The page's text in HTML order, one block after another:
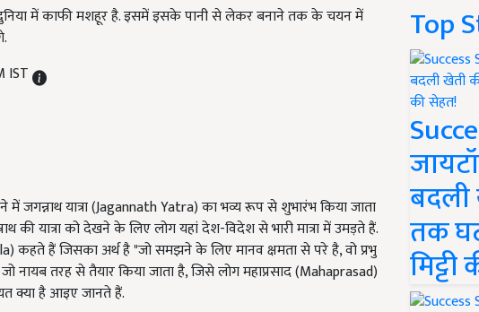
दुनिया में काफी मशहूर है. इसमें इसके पानी से लेकर बनाने तक के चयन में
IST
जगन्नाथ यात्रा (Jagannath Yatra) का भव्य रूप से शुभारंभ किया जाता
की यात्रा को देखने के लिए लोग यहां देश-विदेश से भारी मात्रा में उमड़ते हैं.
कहते हैं जिसका अर्थ है "जो समझने के लिए मानव क्षमता से परे है, वो प्रभु
नायब तरह से तैयार किया जाता है, जिसे लोग महाप्रसाद (Mahaprasad)
क्या है आइए जानते हैं.
Top
बदली
तक